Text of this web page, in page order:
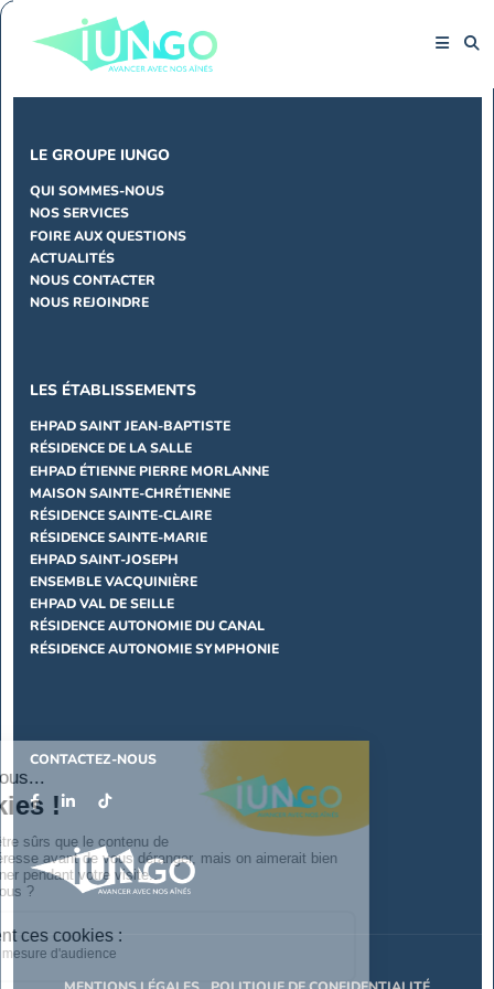
LE GROUPE IUNGO
QUI SOMMES-NOUS
NOS SERVICES
FOIRE AUX QUESTIONS
ACTUALITÉS
NOUS CONTACTER
NOUS REJOINDRE
LES ÉTABLISSEMENTS
EHPAD SAINT JEAN-BAPTISTE
RÉSIDENCE DE LA SALLE
EHPAD ÉTIENNE PIERRE MORLANNE
MAISON SAINTE-CHRÉTIENNE
RÉSIDENCE SAINTE-CLAIRE
RÉSIDENCE SAINTE-MARIE
EHPAD SAINT-JOSEPH
ENSEMBLE VACQUINIÈRE
EHPAD VAL DE SEILLE
RÉSIDENCE AUTONOMIE DU CANAL
RÉSIDENCE AUTONOMIE SYMPHONIE
CONTACTEZ-NOUS